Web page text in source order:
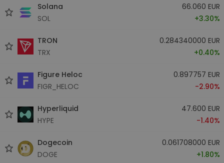
Solana
SOL
66.060 EUR
+3.30%
TRON
TRX
0.284340000 EUR
+0.40%
Figure Heloc
FIGR_HELOC
0.897757 EUR
-2.90%
Hyperliquid
HYPE
47.600 EUR
-1.40%
Dogecoin
DOGE
0.061708000 EUR
+1.80%